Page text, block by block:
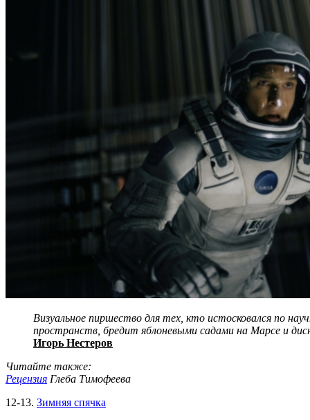
Визуальное пиршество для тех, кто истосковался по
пространств, бредит яблоневыми садами на Марсе и
Игорь Нестеров
Читайте также:
Рецензия Глеба Тимофеева
12-13. Зимняя спячка